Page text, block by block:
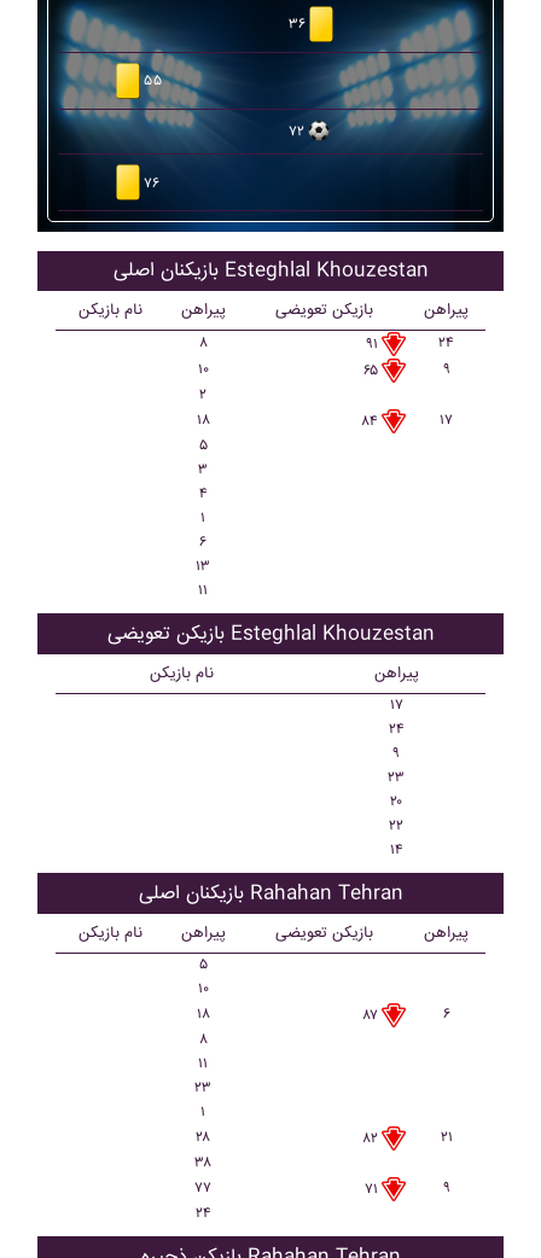
۳۶
۵۵
۷۲
۷۶
بازیکنان اصلی Esteghlal Khouzestan
نام بازیکن پیراهن بازیکن تعویضی پیراهن
۸ ۹۱
۲۴
۱۰
۶۵
۹
۲
۱۸
۸۴
۱۷
۵
۳
۴
۱
۶
۱۳
۱۱
بازیکن تعویضی Esteghlal Khouzestan
نام بازیکن پیراهن
۱۷
۲۴
۹
۲۳
۲۰
۲۲
۱۴
بازیکنان اصلی Rahahan Tehran
نام بازیکن پیراهن بازیکن تعویضی پیراهن
۵
۱۰
۱۸
۸۷
۶
۸
۱۱
۲۳
۱
۲۸
۸۲
۲۱
۳۸
۷۷
۷۱
۹
۲۴